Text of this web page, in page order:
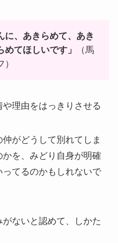
に、あきらめて、あき
めてほしいです」
（馬
理由をはっきりさせる
がどうして別れてしま
を、みどり自身が明確
てるのかもしれないで
ないと認めて、しかた